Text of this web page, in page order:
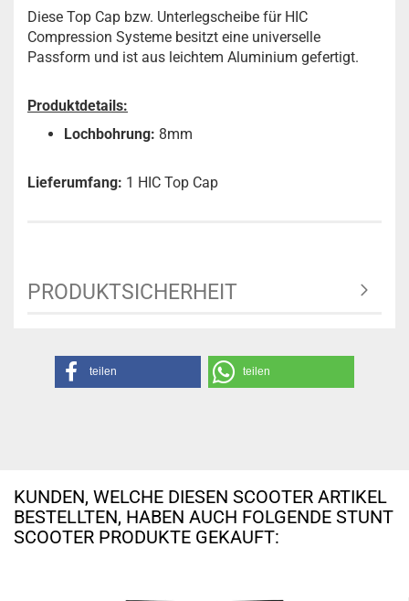
Diese Top Cap bzw. Unterlegscheibe für HIC
Compression Systeme besitzt eine universelle
Passform und ist aus leichtem Aluminium gefertigt.
Produktdetails:
Lochbohrung: 8mm
Lieferumfang: 1 HIC Top Cap
PRODUKTSICHERHEIT
teilen teilen
KUNDEN, WELCHE DIESEN SCOOTER ARTIKEL
BESTELLTEN, HABEN AUCH FOLGENDE STUNT
SCOOTER PRODUKTE GEKAUFT: